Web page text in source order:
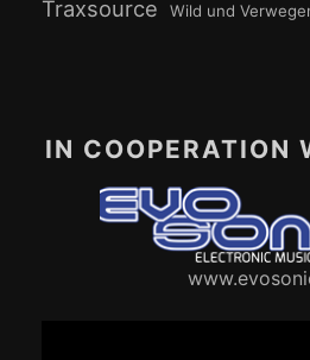
Traxsource Wild und
IN COOPERATION